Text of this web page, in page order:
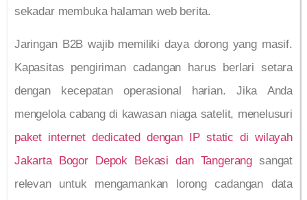
sekadar membuka halaman web berita.
Jaringan B2B wajib memiliki daya dorong yang masif.
Kapasitas pengiriman cadangan harus berlari setara
dengan kecepatan operasional harian. Jika Anda
mengelola cabang di kawasan niaga satelit, menelusuri
paket internet dedicated dengan IP static di wilayah
Jakarta Bogor Depok Bekasi dan Tangerang sangat
relevan untuk mengamankan lorong cadangan data